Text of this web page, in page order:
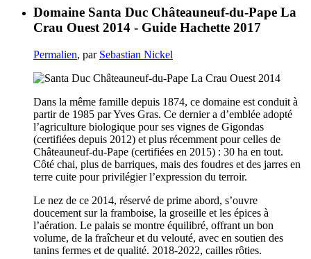
Domaine Santa Duc Châteauneuf-du-Pape La
Crau Ouest 2014 - Guide Hachette 2017
Permalien, par Sebastian Nickel
Dans la même famille depuis 1874, ce domaine est conduit à
partir de 1985 par Yves Gras. Ce dernier a d’emblée adopté
l’agriculture biologique pour ses vignes de Gigondas
(certifiées depuis 2012) et plus récemment pour celles de
Châteauneuf-du-Pape (certifiées en 2015) : 30 ha en tout.
Côté chai, plus de barriques, mais des foudres et des jarres en
terre cuite pour privilégier l’expression du terroir.
Le nez de ce 2014, réservé de prime abord, s’ouvre
doucement sur la framboise, la groseille et les épices à
l’aération. Le palais se montre équilibré, offrant un bon
volume, de la fraîcheur et du velouté, avec en soutien des
tanins fermes et de qualité. 2018-2022, cailles rôties.